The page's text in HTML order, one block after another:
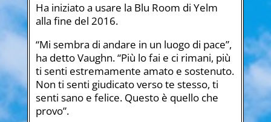
Ha iniziato a usare la Blu Room di Yelm
alla fine del 2016.
“Mi sembra di andare in un luogo di pace”,
ha detto Vaughn. “Più lo fai e ci rimani, più
ti senti estremamente amato e sostenuto.
Non ti senti giudicato verso te stesso, ti
senti sano e felice. Questo è quello che
provo”.